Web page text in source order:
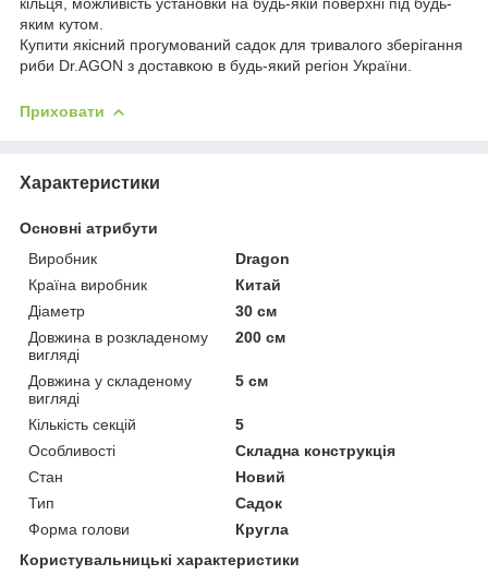
яким кутом.
Купити якісний прогумований садок для тривалого зберігання
риби Dr.AGON з доставкою в будь-який регіон України.
Приховати
Характеристики
Основні атрибути
Виробник
Dragon
Країна виробник
Китай
Діаметр
30 см
Довжина в розкладеному
вигляді
200 см
Довжина у складеному
вигляді
5 см
Кількість секцій
5
Особливості
Складна конструкція
Стан
Новий
Тип
Садок
Форма голови
Кругла
Користувальницькі характеристики